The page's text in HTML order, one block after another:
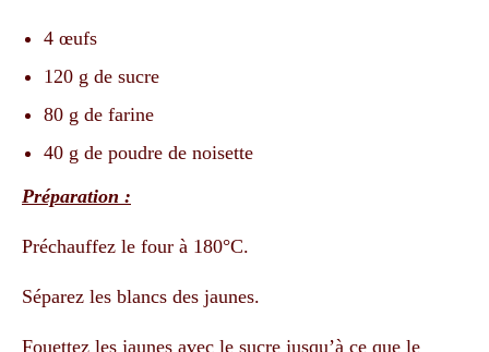
4 œufs
120 g de sucre
80 g de farine
40 g de poudre de noisette
Préparation :
Préchauffez le four à 180°C.
Séparez les blancs des jaunes.
Fouettez les jaunes avec le sucre jusqu’à ce que le